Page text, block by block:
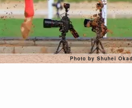
Photo by Shuhei